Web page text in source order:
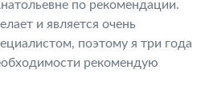
по рекомендации.
и является очень
поэтому я три года
рекомендую